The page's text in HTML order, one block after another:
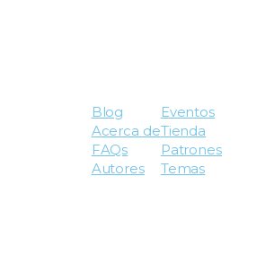
Blog
Acerca de
FAQs
Autores
Eventos
Tienda
Patrones
Temas